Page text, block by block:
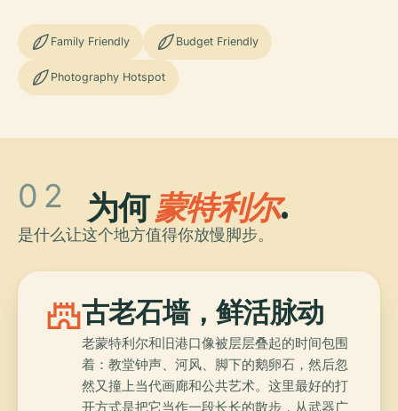
Family Friendly Budget Friendly
Photography Hotspot
02 为何蒙特利尔.
是什么让这个地方值得你放慢脚步。
castle古老石墙，鲜活脉动
老蒙特利尔和旧港口像被层层叠起的时间包围
着：教堂钟声、河风、脚下的鹅卵石，然后忽
然又撞上当代画廊和公共艺术。这里最好的打
开方式是把它当作一段长长的散步，从武器广